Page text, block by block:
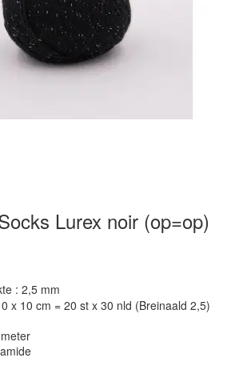
Lurex noir (op=op)
: 2,5 mm
x 10 cm = 20 st x 30 nld (Breinaald 2,5)